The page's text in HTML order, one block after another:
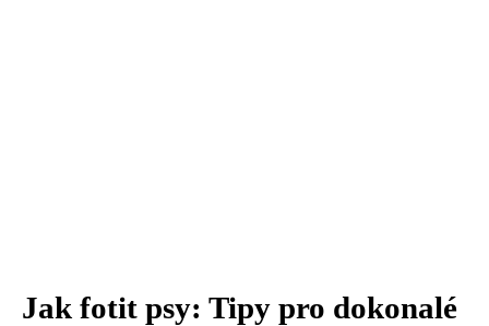
Jak fotit psy: Tipy pro dokonalé